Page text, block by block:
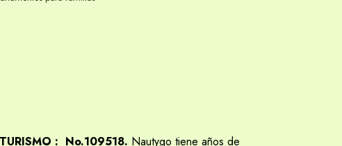
: No.109518. Nautygo tiene años de